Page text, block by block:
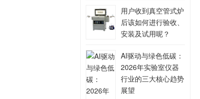
用户收到真空管式炉
后该如何进行验收、
安装及试用呢？
AI驱动与绿色低碳：
2026年实验室仪器
行业的三大核心趋势
展望